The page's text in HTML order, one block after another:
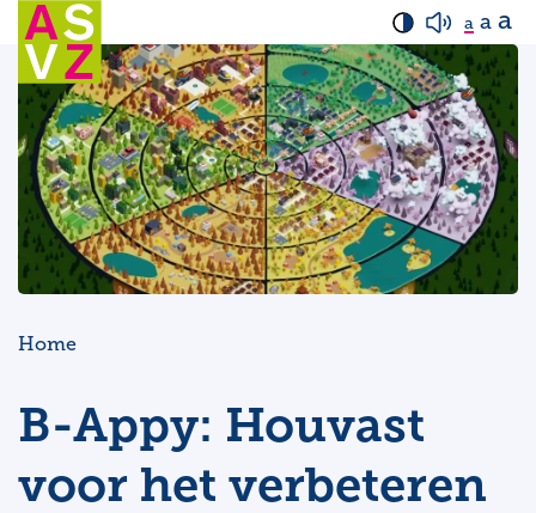
a a a
Home
B-Appy: Houvast
voor het verbeteren